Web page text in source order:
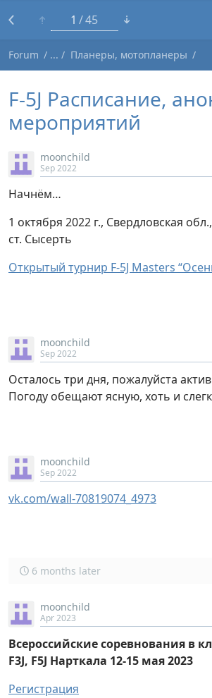
1 45
Forum Планеры, мотопланеры
F-5J Расписание,
мероприятий
moonchild
Sep 2022
Начнём…
1 октября 2022 г., Свердловская
ст. Сысерть
Открытый турнир F-5J Masters
moonchild
Sep 2022
Осталось три дня, пожалуйста
Погоду обещают ясную, хоть и
moonchild
Sep 2022
vk.com/wall-70819074_4973
6 months later
moonchild
Apr 2023
Всероссийские соревнования в
F3J, F5J Нарткала 12-15 мая 2023
Регистрация